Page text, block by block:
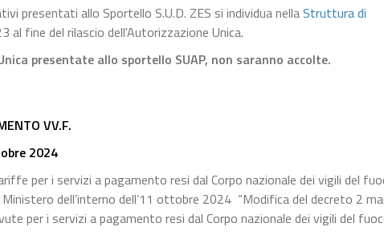
presentati allo Sportello S.U.D. ZES si individua nellaStruttura di
fine del rilascio dell'Autorizzazione Unica.
presentate allo sportello SUAP, non saranno accolte.
VV.F.
2024
per i servizi a pagamento resi dal Corpo nazionale dei vigili del
dell’interno dell’11 ottobre 2024 “Modifica del decreto 2
per i servizi a pagamento resi dal Corpo nazionale dei vigili del